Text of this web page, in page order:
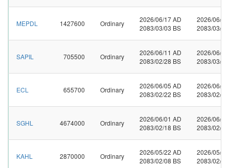
MEPDL 1427600 Ordinary
2026/06/17 AD
2083/03/03 BS
2026/06/
2083/03/
SAPIL 705500 Ordinary
2026/06/11 AD
2083/02/28 BS
2026/06/
2083/03/
ECL 655700 Ordinary
2026/06/05 AD
2083/02/22 BS
2026/06/
2083/02/
SGHL 4674000 Ordinary
2026/06/01 AD
2083/02/18 BS
2026/06/
2083/02/
KAHL 2870000 Ordinary
2026/05/22 AD
2083/02/08 BS
2026/05/
2083/02/